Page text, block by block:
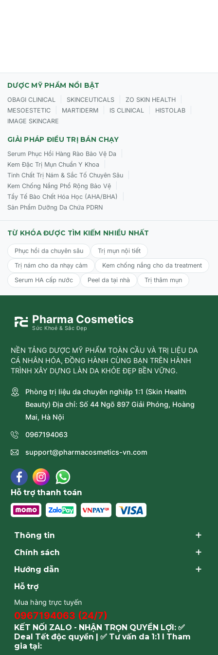
Lấy một lượng nhỏ bằng hạt đậu chia đều cho hai mắt và
thực hiện theo các bước sau:
Bước 1 (Kích hoạt):Dùng ngón áp út ấn nhẹ vào 4 điểm
dưới mắt để kích thích hệ bạch huyết và giảm tích nước.
Bước 2 (Thoa kem):
Dùng ngón tay thoa nhẹ sản phẩm
theo hướng từ trong ra ngoài (cả mí trên và mí dưới). Lặp
lại 3 lần.
Tần suất:Sử dụng 2 lần/ngày (sáng và tối) sau bước làm
sạch.
DƯỢC MỸ PHẨM NỔI BẬT
OBAGI CLINICAL SKINCEUTICALS ZO SKIN HEALTH
MESOESTETIC MARTIDERM IS CLINICAL HISTOLAB
IMAGE SKINCARE
GIẢI PHÁP ĐIỀU TRỊ BÁN CHẠY
Serum Phục Hồi Hàng Rào Bảo Vệ Da
Kem Đặc Trị Mụn Chuẩn Y Khoa
Tinh Chất Trị Nám & Sắc Tố Chuyên Sâu
Kem Chống Nắng Phổ Rộng Bảo Vệ
Tẩy Tế Bào Chết Hóa Học (AHA/BHA)
Sản Phẩm Dưỡng Da Chứa PDRN
TỪ KHÓA ĐƯỢC TÌM KIẾM NHIỀU NHẤT
Phục hồi da chuyên sâu
Trị mụn nội tiết
Trị nám cho da nhạy cảm
Kem chống nắng cho da treatment
Serum HA cấp nước
Peel da tại nhà Trị thâm mụn
Pharma Cosmetics
Sức Khoẻ & Sắc Đẹp
NỀN TẢNG DƯỢC MỸ PHẨM TOÀN CẦU VÀ TRỊ LIỆU DA
CÁ NHÂN HÓA, ĐỒNG HÀNH CÙNG BẠN TRÊN HÀNH
TRÌNH XÂY DỰNG LÀN DA KHỎE ĐẸP BỀN VỮNG.
Phòng trị liệu da chuyên nghiệp 1:1 (Skin Health
Beauty) Địa chỉ: Số 44 Ngõ 897 Giải Phóng, Hoàng
Mai, Hà Nội
0967194063
support@pharmacosmetics-vn.com
Hỗ trợ thanh toán
Thông tin
Chính sách
Hướng dẫn
Hỗ trợ
Mua hàng trực tuyến
0967194063 (24/7)
KẾT NỐI ZALO - NHẬN TRỌN QUYỀN LỢI: ✅
Deal Tết độc quyền | ✅ Tư vấn da 1:1 I Tham
gia tại: